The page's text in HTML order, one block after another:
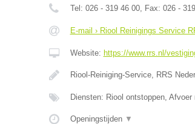
Tel: 026 - 319 46 00, Fax: 026 -
E-mail › Riool Reinigings Service
Website: https://www.rrs.nl/
Riool-Reiniging-Service, RRS
Diensten: Riool ontstoppen,
Openingstijden ▼